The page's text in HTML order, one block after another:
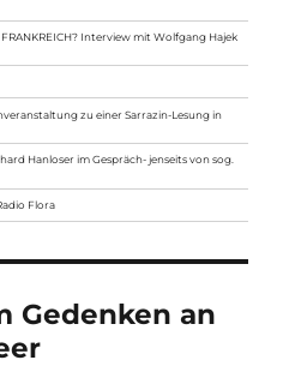
FRANKREICH? Interview mit Wolfgang Hajek
zu einer Sarrazin-Lesung in
Hanloser im Gespräch- jenseits von sog.
Flora
Gedenken an